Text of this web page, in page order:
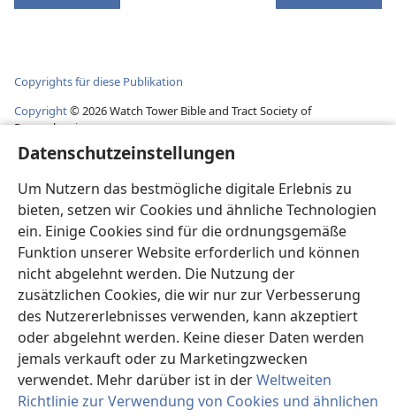
Datenschutzeinstellungen
Um Nutzern das bestmögliche digitale Erlebnis zu
bieten, setzen wir Cookies und ähnliche Technologien
ein. Einige Cookies sind für die ordnungsgemäße
Funktion unserer Website erforderlich und können
nicht abgelehnt werden. Die Nutzung der
zusätzlichen Cookies, die wir nur zur Verbesserung
des Nutzererlebnisses verwenden, kann akzeptiert
oder abgelehnt werden. Keine dieser Daten werden
jemals verkauft oder zu Marketingzwecken
verwendet. Mehr darüber ist in derWeltweiten
Richtlinie zur Verwendung von Cookies und ähnlichen
Copyrights für diese Publikation
Copyright© 2026Watch Tower Bible and Tract Society of
Pennsylvania.
NUTZUNGSBEDINGUNGEN|DATENSCHUTZERKLÄRUNG
DATENSCHUTZEINSTELLUNGEN